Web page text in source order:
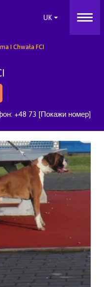
I Chwała FCI
+48 73 [Покажи номер]